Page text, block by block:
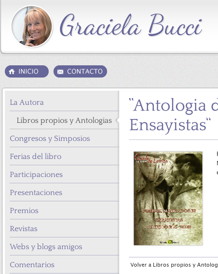
La Autora
Libros propios y Antologias
Congresos y Simposios
Ferias del libro
Participaciones
Presentaciones
Premios
Revistas
Webs y blogs amigos
Comentarios
“Antologia
Ensayistas”
Volver a Libros propios y